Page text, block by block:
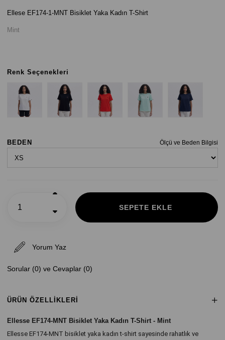
Ellese EF174-1-MNT Bisiklet Yaka Kadın T-Shirt
Mint
Renk Seçenekleri
Ölçü ve Beden Bilgisi
BEDEN
Yorum Yaz
Sorular (0) ve Cevaplar (0)
ÜRÜN ÖZELLIKLERI
Ellesse EF174-MNT Bisiklet Yaka Kadın T-Shirt - Mint
Ellesse EF174-MNT bisiklet yaka kadın t-shirt sayesinde rahatlık ve